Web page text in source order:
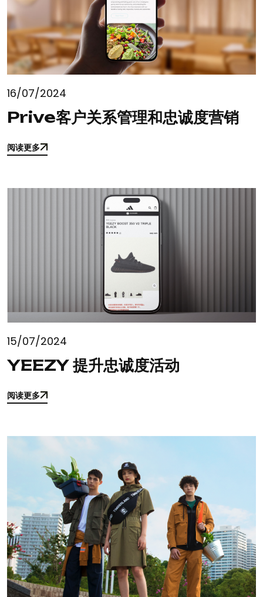
16/07/2024
Prive客户关系管理和忠诚度营销
阅读更多
阅读更多
15/07/2024
YEEZY 提升忠诚度活动
阅读更多
阅读更多